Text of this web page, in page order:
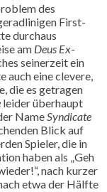
des
First-
durchaus
am Deus Ex-
seinerzeit ein
auch eine clevere,
die es getragen
leider überhaupt
Name Syndicate
Blick auf
Spieler, die in
haben als „Geh
nach kurzer
etwa der Hälfte